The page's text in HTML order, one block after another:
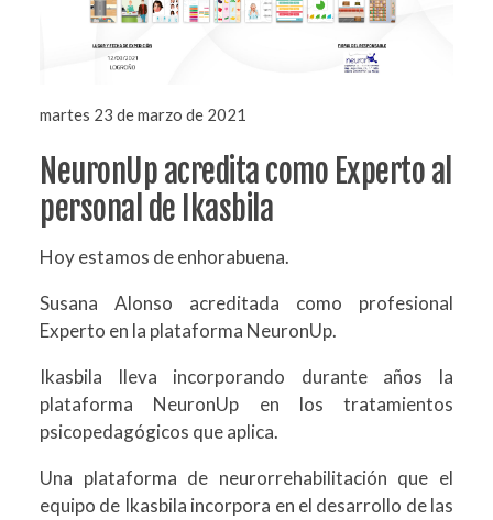
martes 23 de marzo de 2021
NeuronUp acredita como Experto al
personal de Ikasbila
Hoy estamos de enhorabuena.
Susana Alonso acreditada como profesional
Experto en la plataforma NeuronUp.
Ikasbila lleva incorporando durante años la
plataforma NeuronUp en los tratamientos
psicopedagógicos que aplica.
Una plataforma de neurorrehabilitación que el
equipo de Ikasbila incorpora en el desarrollo de las